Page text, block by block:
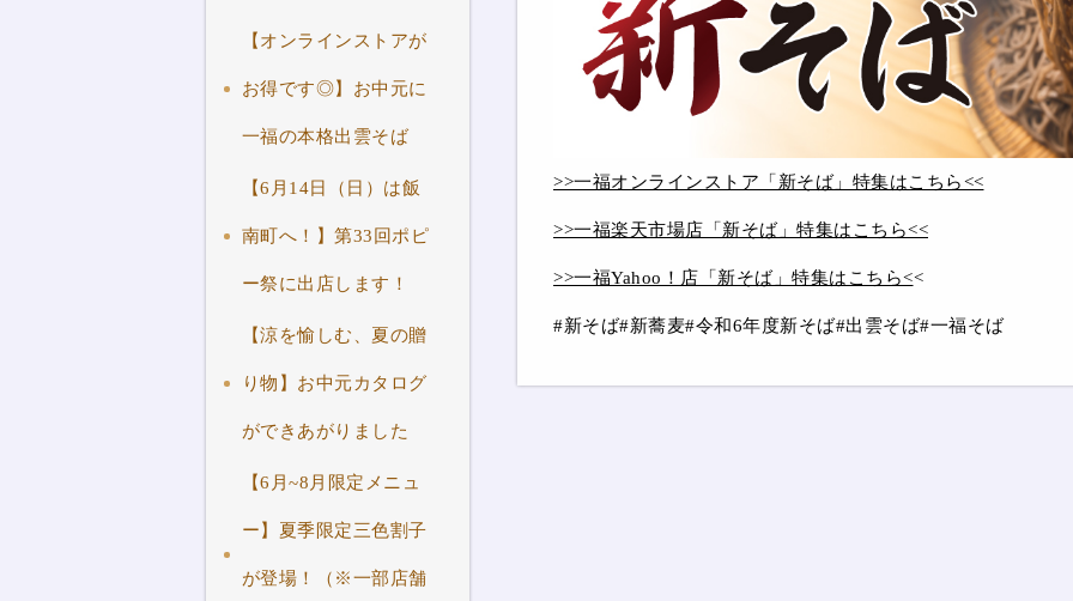
【オンラインストアが
お得です◎】お中元に
一福の本格出雲そば
【6月14日（日）は飯
南町へ！】第33回ポピ
ー祭に出店します！
【涼を愉しむ、夏の贈
り物】お中元カタログ
ができあがりました
【6月~8月限定メニュ
ー】夏季限定三色割子
が登場！（※一部店舗
>>一福オンラインストア「新そば」特集はこちら<<
>>一福楽天市場店「新そば」特集はこちら<<
>>一福Yahoo！店「新そば」特集はこちら<<
#新そば#新蕎麦#令和6年度新そば#出雲そば#一福そば